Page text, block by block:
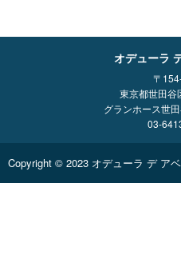
オデューラ
〒
東京都世田谷
グランホース世
03-
Copyright © 2023 オデューラ デ ア